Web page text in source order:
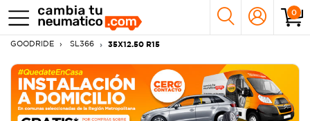
0
GOODRIDE SL366 35X12.50 R15